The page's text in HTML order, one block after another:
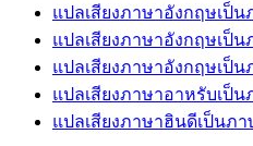
แปลเสียงภาษาอังกฤษเป็
แปลเสียงภาษาอังกฤษเป็
แปลเสียงภาษาอังกฤษเป็น
แปลเสียงภาษาอาหรับเป็
แปลเสียงภาษาฮินดีเป็นภ